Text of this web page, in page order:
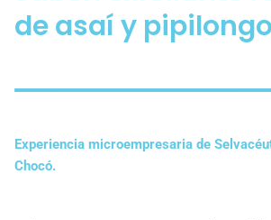
de asaí y pipilongo
Experiencia microempresaria de
Chocó.